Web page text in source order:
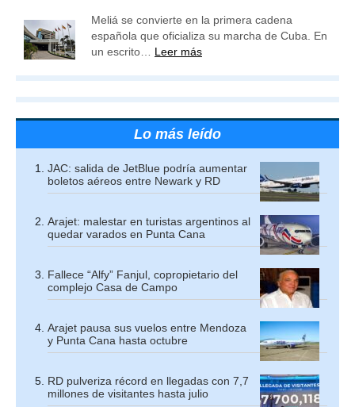
Meliá se convierte en la primera cadena
española que oficializa su marcha de Cuba. En
un escrito… Leer más
Lo más leído
JAC: salida de JetBlue podría aumentar
boletos aéreos entre Newark y RD
Arajet: malestar en turistas argentinos al
quedar varados en Punta Cana
Fallece “Alfy” Fanjul, copropietario del
complejo Casa de Campo
Arajet pausa sus vuelos entre Mendoza
y Punta Cana hasta octubre
RD pulveriza récord en llegadas con 7,7
millones de visitantes hasta julio